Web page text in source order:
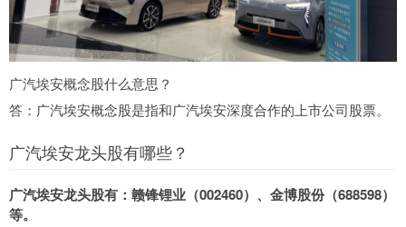
广汽埃安概念股什么意思？
答：广汽埃安概念股是指和广汽埃安深度合作的上市公司股票。
广汽埃安龙头股有哪些？
广汽埃安龙头股有：赣锋锂业（002460）、金博股份（688598）
等。